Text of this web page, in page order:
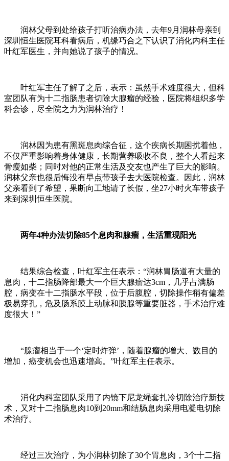
润林父母到处给孩子打听治病办法，去年9月润林母亲到
深圳恒生医院耳科看病后，机缘巧合之下认识了消化内科主任
叶红军医生，并向她说了孩子的情况。
叶红军主任了解了之后，表示：虽然手术难度很大，但科
室团队有为十二指肠患者切除大腺瘤的经验，医院将组织多学
科会诊，尽全院之力为润林治疗！
润林因为患有黑斑息肉综合征，这个疾病长期困扰着他，
不仅严重影响着身体健康，长期营养吸收不良，整个人看起来
骨瘦如柴；同时对他的正常生活及交友也产生了巨大的影响。
润林父亲也很后悔没有早点带孩子去大医院检查。因此，润林
父亲看到了希望，果断向工地请了长假，坐27小时火车带孩子
来到深圳恒生医院。
两年4种办法切除85个息肉和腺瘤，生活重现阳光
结果综合检查，叶红军主任表示：“润林胃肠道有大量的
息肉，十二指肠降部最大一个巨大腺瘤达3cm，几乎占满肠
腔，病变在十二指肠水平段，位于后腹腔，切除操作稍有偏差
极易穿孔，危及肠系膜上动脉和胰腺等重要脏器，手术治疗难
度很大！”
“腺瘤相当于一个‘定时炸弹’，随着腺瘤的增大、数目的
增加，癌变机会也迅速增高。”叶红军主任表示。
消化内科室团队采用了内镜下尼龙绳套扎冷切除治疗新技
术，又对十二指肠息肉10到20mm和结肠息肉采用电凝电切除
术治疗。
经过三次治疗，为小润林切除了30个胃息肉，3个十二指